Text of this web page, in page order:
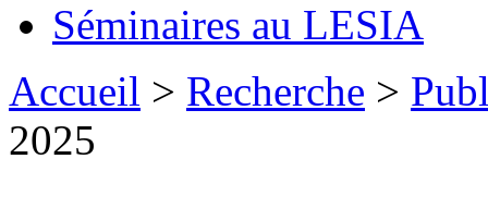
Séminaires au LESIA
Accueil > Recherche >
2025